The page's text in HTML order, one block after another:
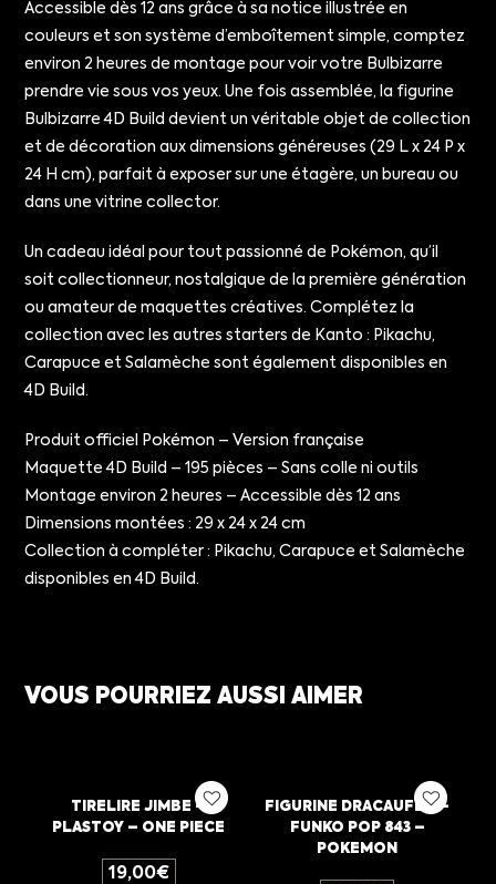
Accessible dès 12 ans grâce à sa notice illustrée en
couleurs et son système d’emboîtement simple, comptez
environ 2 heures de montage pour voir votre Bulbizarre
prendre vie sous vos yeux. Une fois assemblée, la figurine
Bulbizarre 4D Build devient un véritable objet de collection
et de décoration aux dimensions généreuses (29 L x 24 P x
24 H cm), parfait à exposer sur une étagère, un bureau ou
dans une vitrine collector.
Un cadeau idéal pour tout passionné de Pokémon, qu’il
soit collectionneur, nostalgique de la première génération
ou amateur de maquettes créatives. Complétez la
collection avec les autres starters de Kanto : Pikachu,
Carapuce et Salamèche sont également disponibles en
4D Build.
Produit officiel Pokémon – Version française
Maquette 4D Build – 195 pièces – Sans colle ni outils
Montage environ 2 heures – Accessible dès 12 ans
Dimensions montées : 29 x 24 x 24 cm
Collection à compléter : Pikachu, Carapuce et Salamèche
disponibles en 4D Build.
VOUS POURRIEZ AUSSI AIMER
TIRELIRE JIMBE –
PLASTOY – ONE PIECE
19,00€
FIGURINE DRACAUFEU –
FUNKO POP 843 –
POKEMON